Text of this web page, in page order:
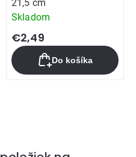
21,5 cm
Skladom
€2,49
Do košíka